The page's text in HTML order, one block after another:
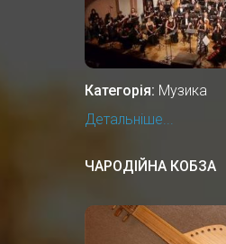
Категорія: Музика
Детальніше...
ЧАРОДІЙНА КОБЗА